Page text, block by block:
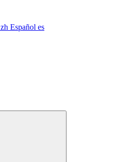
zh Español es